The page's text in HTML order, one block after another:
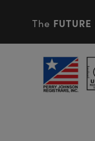
The FUTURE